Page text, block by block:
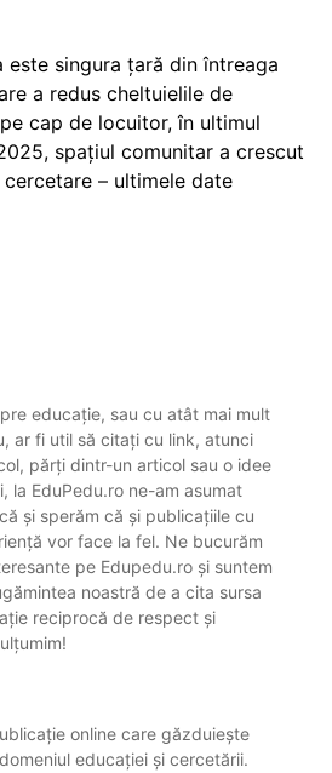
este singura țară din întreaga
a redus cheltuielile de
cap de locuitor, în ultimul
spațiul comunitar a crescut
– ultimele date
educație, sau cu atât mai mult
ar fi util să citați cu link, atunci
părți dintr-un articol sau o idee
la EduPedu.ro ne-am asumat
și sperăm că și publicațiile cu
vor face la fel. Ne bucurăm
pe Edupedu.ro și suntem
noastră de a cita sursa
reciprocă de respect și
online care găzduiește
educației și cercetării.